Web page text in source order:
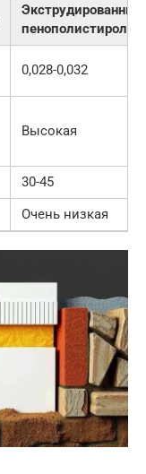
Экструдированный
пенополистирол
0,028-0,032
Высокая
30-45
Очень низкая